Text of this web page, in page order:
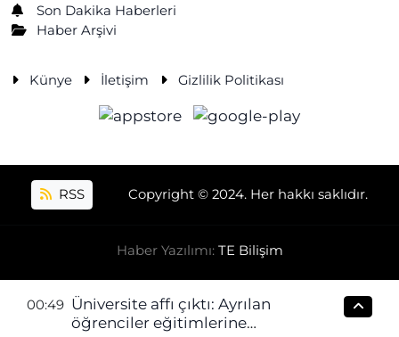
Son Dakika Haberleri
Haber Arşivi
Künye İletişim Gizlilik Politikası
RSS Copyright © 2024. Her hakkı saklıdır.
Haber Yazılımı: TE Bilişim
00:49 Üniversite affı çıktı: Ayrılan
öğrenciler eğitimlerine